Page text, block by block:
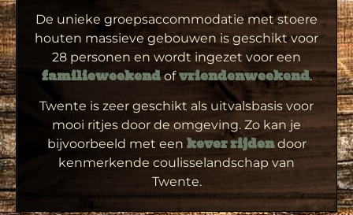
De unieke groepsaccommodatie met stoere
houten massieve gebouwen is geschikt voor
28 personen en wordt ingezet voor een
familieweekendofvriendenweekend.
Twente is zeer geschikt als uitvalsbasis voor
mooi ritjes door de omgeving. Zo kan je
bijvoorbeeld met een kever rijdendoor
kenmerkende coulisselandschap van
Twente.